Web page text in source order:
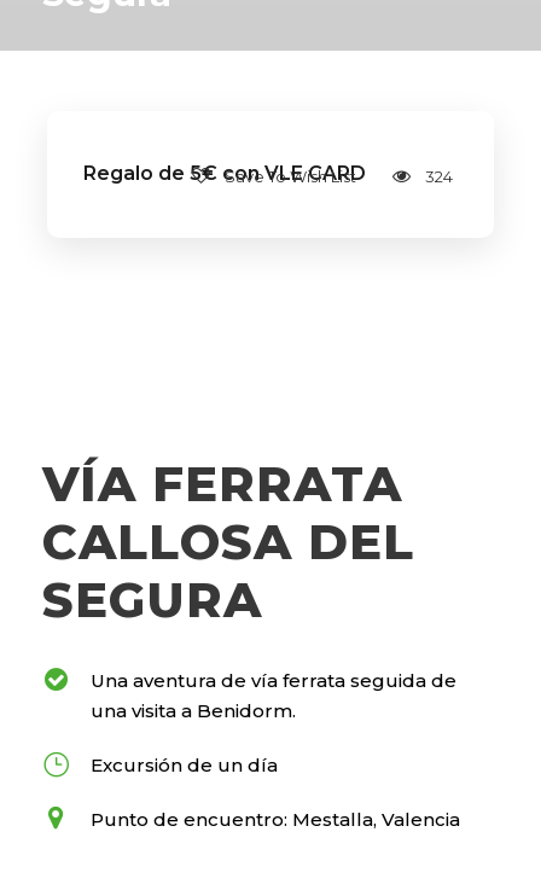
Regalo de 5€ con VLE CARD
Save To Wish List 324
VÍA FERRATA
CALLOSA DEL
SEGURA
Una aventura de vía ferrata seguida de
una visita a Benidorm.
Excursión de un día
Punto de encuentro: Mestalla, Valencia